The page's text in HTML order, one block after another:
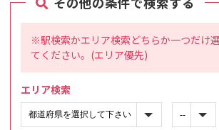
※駅検索かエリア検索どちらか一つだけ
てください。(エリア優先)
エリア検索